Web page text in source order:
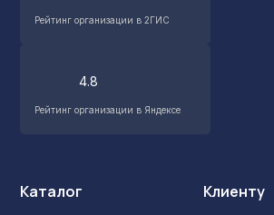
Рейтинг организации в 2ГИС
4.8
Рейтинг организации в Яндексе
Каталог Клиенту